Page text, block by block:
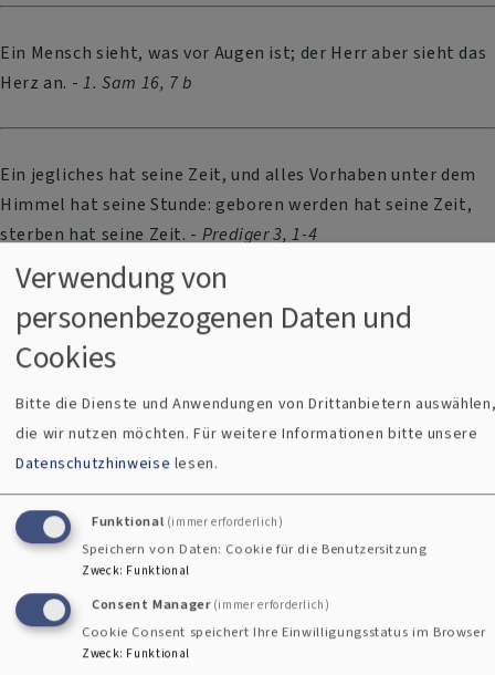
Ein Mensch sieht, was vor Augen ist; der Herr aber sieht das
Herz an. - 1. Sam 16, 7 b
Ein jegliches hat seine Zeit, und alles Vorhaben unter dem
Himmel hat seine Stunde: geboren werden hat seine Zeit,
sterben hat seine Zeit. - Prediger 3, 1-4
Nun aber bleiben Glaube, Hoffnung, Liebe, diese drei, am
größten unter ihnen ist die Liebe.
Oh Tod, wie bitter bist du, wenn an dich gedenkt ein
Mensch. - Sirach 41, 1
Siehe da, die Hütte Gottes bei den Menschen! Und er wird
Verwendung von
personenbezogenen Daten und
Cookies
Bitte die Dienste und Anwendungen von Drittanbietern
die wir nutzen möchten.Für weitere Informationen bitte unsere
Datenschutzhinweise lesen.
Funktional (immer erforderlich)
Speichern von Daten: Cookie für die Benutzersitzung
Zweck: Funktional
Consent Manager (immer erforderlich)
Cookie Consent speichert Ihre Einwilligungsstatus im Browser
Zweck: Funktional